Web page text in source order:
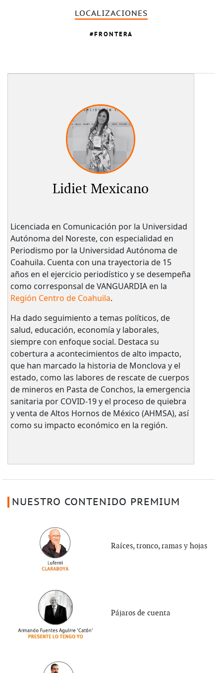
LOCALIZACIONES
FRONTERA
Lidiet Mexicano
Licenciada en Comunicación por la Universidad
Autónoma del Noreste, con especialidad en
Periodismo por la Universidad Autónoma de
Coahuila. Cuenta con una trayectoria de 15
años en el ejercicio periodístico y se desempeña
como corresponsal de VANGUARDIA en la
Región Centro de Coahuila.
Ha dado seguimiento a temas políticos, de
salud, educación, economía y laborales,
siempre con enfoque social. Destaca su
cobertura a acontecimientos de alto impacto,
que han marcado la historia de Monclova y el
estado, como las labores de rescate de cuerpos
de mineros en Pasta de Conchos, la emergencia
sanitaria por COVID-19 y el proceso de quiebra
y venta de Altos Hornos de México (AHMSA), así
como su impacto económico en la región.
NUESTRO CONTENIDO PREMIUM
Raíces, tronco, ramas y hojas
Pájaros de cuenta